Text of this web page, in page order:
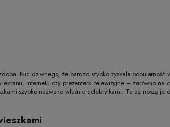
Nic dziwnego, że bardzo szybko zyskała popularność
ekranu, internetu czy prezenterki telewizyjne – zarówno
szybko nazwano właśnie celebrytkami. Teraz noszą je